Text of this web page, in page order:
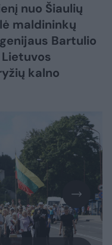
nuo Šiaulių
maldininkų
Bartulio
kalno